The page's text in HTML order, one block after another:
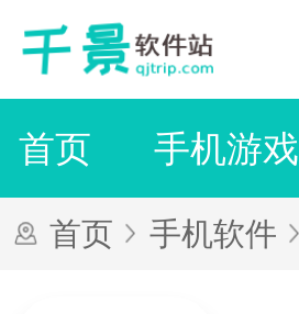
首页 手机游戏
首页 手机软件